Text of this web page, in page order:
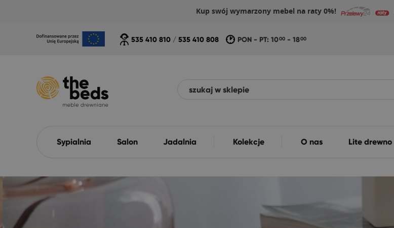
Kup swój wymarzony mebel na raty 0%!
535 410 810 / 535 410 808 PON - PT: 1000 - 1800
Sypialnia Salon Jadalnia Kolekcje O nas Lite drewno